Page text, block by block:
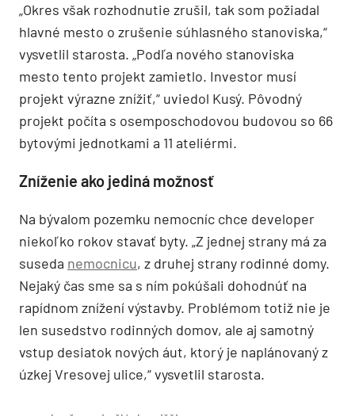
„Okres však rozhodnutie zrušil, tak som požiadal
hlavné mesto o zrušenie súhlasného stanoviska,“
vysvetlil starosta. „Podľa nového stanoviska
mesto tento projekt zamietlo. Investor musí
projekt výrazne znížiť,“ uviedol Kusý. Pôvodný
projekt počíta s osemposchodovou budovou so 66
bytovými jednotkami a 11 ateliérmi.
Zníženie ako jediná možnosť
Na bývalom pozemku nemocníc chce developer
niekoľko rokov stavať byty. „Z jednej strany má za
suseda nemocnicu, z druhej strany rodinné domy.
Nejaký čas sme sa s ním pokúšali dohodnúť na
rapídnom znížení výstavby. Problémom totiž nie je
len susedstvo rodinných domov, ale aj samotný
vstup desiatok nových áut, ktorý je naplánovaný z
úzkej Vresovej ulice,“ vysvetlil starosta.